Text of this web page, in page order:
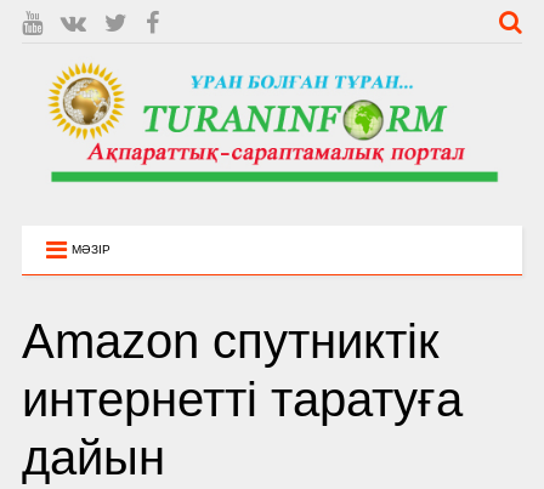
МӘЗІР
Amazon спутниктік
интернетті таратуға
дайын